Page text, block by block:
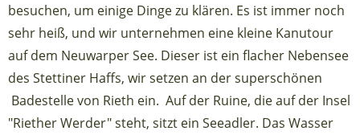
besuchen, um einige Dinge zu klären. Es ist immer noch
sehr heiß, und wir unternehmen eine kleine Kanutour
auf dem Neuwarper See. Dieser ist ein flacher Nebensee
des Stettiner Haffs, wir setzen an der superschönen
Badestelle von Rieth ein. Auf der Ruine, die auf der Insel
"Riether Werder" steht, sitzt ein Seeadler. Das Wasser